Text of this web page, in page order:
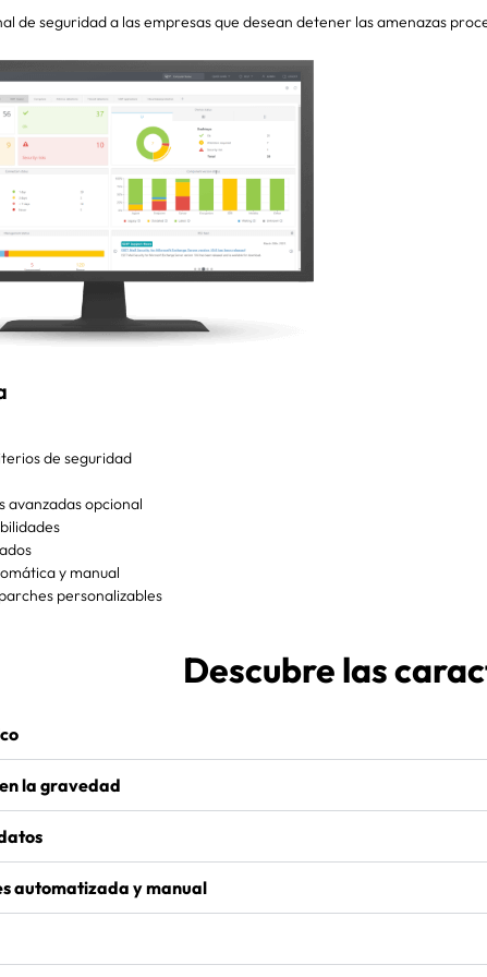
de seguridad a las empresas que desean detener las amenazas
de seguridad
avanzadas opcional
y manual
personalizables
Descubre las
la gravedad
automatizada y manual